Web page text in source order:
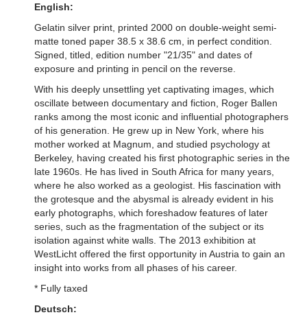
English:
Gelatin silver print, printed 2000 on double-weight semi-
matte toned paper 38.5 x 38.6 cm, in perfect condition.
Signed, titled, edition number "21/35" and dates of
exposure and printing in pencil on the reverse.
With his deeply unsettling yet captivating images, which
oscillate between documentary and fiction, Roger Ballen
ranks among the most iconic and influential photographers
of his generation. He grew up in New York, where his
mother worked at Magnum, and studied psychology at
Berkeley, having created his first photographic series in the
late 1960s. He has lived in South Africa for many years,
where he also worked as a geologist. His fascination with
the grotesque and the abysmal is already evident in his
early photographs, which foreshadow features of later
series, such as the fragmentation of the subject or its
isolation against white walls. The 2013 exhibition at
WestLicht offered the first opportunity in Austria to gain an
insight into works from all phases of his career.
* Fully taxed
Deutsch: